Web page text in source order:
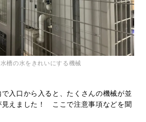
槽の水をきれいにする機械
入口から入ると、たくさんの機械が並
見えました！ ここで注意事項などを聞